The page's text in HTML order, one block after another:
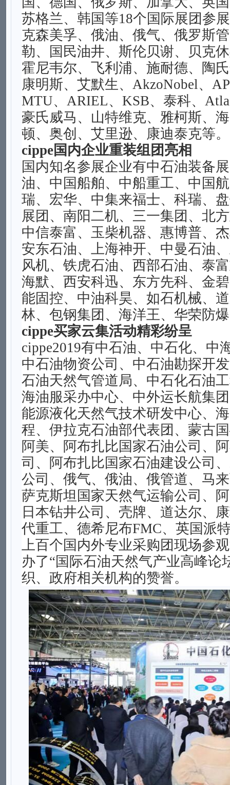
苏格兰、韩国等18个国际展团参
克森美孚、俄油、俄气、俄罗斯
勒、国民油井、斯伦贝谢、贝克
霍尼韦尔、飞利浦、施耐德、陶
康明斯、艾默生、AkzoNobel、
MTU、ARIEL、KSB、泰科、
豪氏威马、山特维克、雅柯斯、
顿、奥创、艾里逊、康迪泰克等。
cippe国内企业重装组团亮相
国内知名参展企业有中石油装备
油、中国船舶、中船重工、中国
瑞、宏华、中集来福士、科瑞、
展团、南阳二机、三一集团、北
中信泰富、玉柴机器、惠博普、
安东石油、上海神开、中曼石油
风机、铁虎石油、西部石油、泰
海默、西安科迅、东方先科、金
能固控、中油科昊、如石机械、
林、包钢集团、海洋王、华荣防
cippe买家云集活动精彩纷呈
cippe2019有中石油、中石化、中
中石油物资公司、中石油勘探开
石油天然气管道局、中石化石油
海油服采办中心、中外运长航集
能源液化天然气技术研发中心、
程、伊拉克石油部代表团、蒙古
阿美、阿布扎比国家石油公司、
司、阿布扎比国家石油建设公司
公司、俄气、俄油、俄管道、马
萨克斯坦国家天然气运输公司、
日本钻井公司、壳牌、道达尔、
代重工、德希尼布FMC、英国派
上百个国内外专业采购团现场参
办了“国际石油天然气产业高峰论
织、政府相关机构的赞誉。